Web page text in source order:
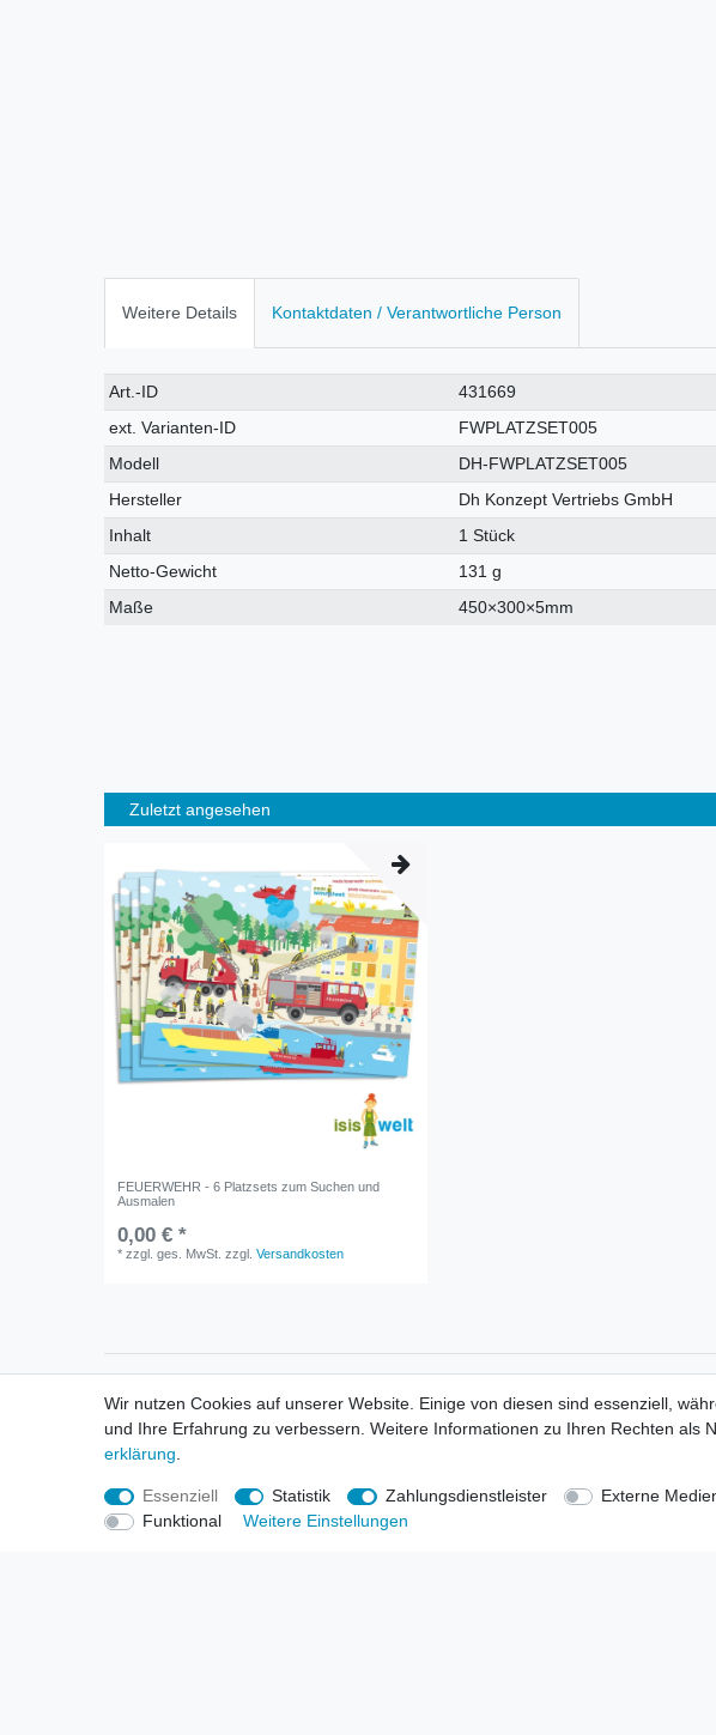
Weitere Details Kontaktdaten / Verantwortliche Person
Technisches
Merkmal
Wert
Art.-ID
431669
ext. Varianten-ID
FWPLATZSET005
Modell
DH-FWPLATZSET005
Hersteller
Dh Konzept Vertriebs GmbH
Inhalt
1 Stück
Netto-Gewicht
131 g
Maße
450×300×5mm
Zuletzt angesehen
FEUERWEHR - 6 Platzsets zum Suchen und
Ausmalen
0,00 € *
*zzgl. ges. MwSt. zzgl.Versandkosten
Informationen
Neukunden / New Accounts
Zahlung
Versandkosten
Entsorgungs- & Umweltbestimmungen
Größentabellen
Informationen
Händlerbund - rechtssicher
Produkt-Kataloge
Über uns
Wir nutzen Cookies auf unserer Website. Einige von diesen sind essenziell,
und Ihre Erfahrung zu verbessern. Weitere Informationen zu Ihren Rechten als
erklärung
Essenziell Statistik Zahlungsdienstleister Externe
Funktional
Weitere Einstellungen